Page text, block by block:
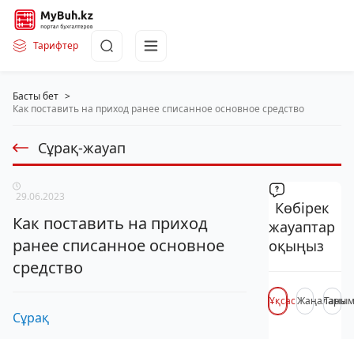
Тарифтер
Басты бет >
Как поставить на приход ранее списанное основное средство
Сұрақ-жауап
29.06.2023
Как поставить на приход
ранее списанное основное
средство
Сұрақ
Көбірек
жауаптар
оқыңыз
ҰқсасЖаңалары